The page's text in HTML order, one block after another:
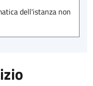
dell'istanza non